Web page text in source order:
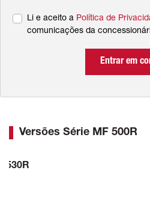
Li e aceito a Política de
comunicações da
Entrar em
Versões Série MF 500R
530R